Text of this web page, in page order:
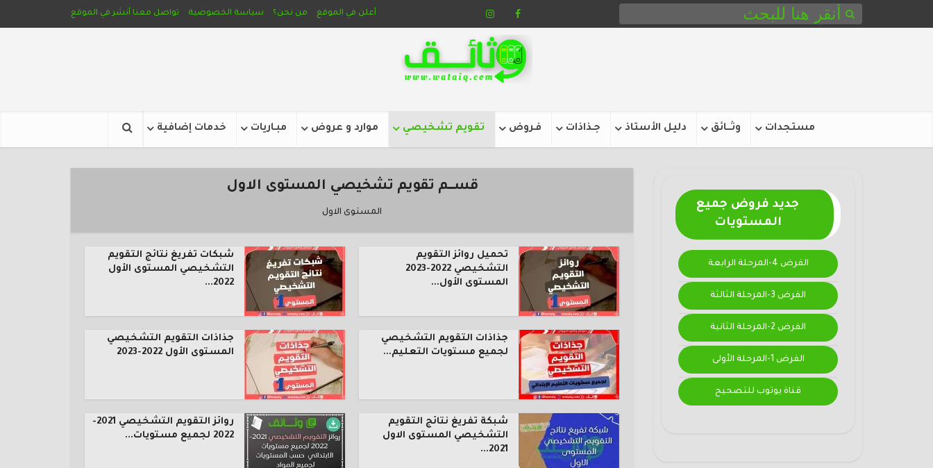
أعلن في الموقع من نحن؟ سياسة الخصوصية تواصل معنا أنشر في الموقع
مستجدات وثـــائق دليل الأستاذ جـذاذات فـروض تقويم تشخيصي موارد و عروض مبـاريات خدمات إضافية
قســــم تقويم تشخيصي المستوى الاول
المستوى الاول
تحميل روائز التقويم
التشخيصي 2022-2023
المستوى الأول...
شبكات تفريغ نتائج التقويم
التشخيصي المستوى الأول
2022...
جذاذات التقويم التشخيصي
لجميع مستويات التعليم...
جذاذات التقويم التشخيصي
المستوى الأول 2022-2023
شبكة تفريغ نتائج التقويم
التشخيصي المستوى الاول
2021...
روائز التقويم التشخيصي 2021-
2022 لجميع مستويات...
جديد فروض جميع
المستويات
الفرض 4-المرحلة الرابعة
الفرض 3-المرحلة الثالثة
الفرض 2-المرحلة الثانية
الفرض 1-المرحلة الأولى
قناة يوتوب للتصحيح